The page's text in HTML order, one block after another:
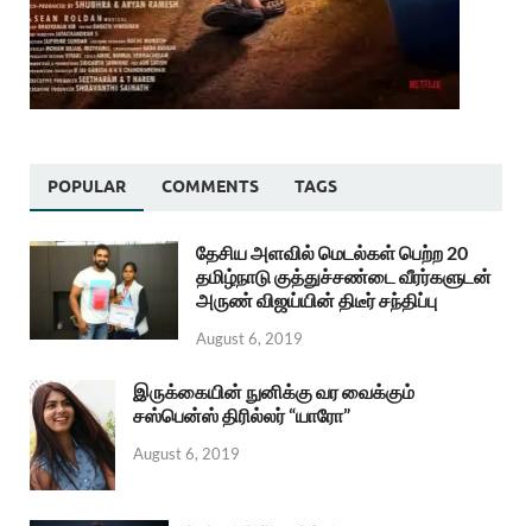
POPULAR COMMENTS TAGS
தேசிய அளவில் மெடல்கள் பெற்ற 20
தமிழ்நாடு குத்துச்சண்டை வீரர்களுடன்
அருண் விஜய்யின் திடீர் சந்திப்பு
August 6, 2019
இருக்கையின் நுனிக்கு வர வைக்கும்
சஸ்பென்ஸ் திரில்லர் “யாரோ”
August 6, 2019